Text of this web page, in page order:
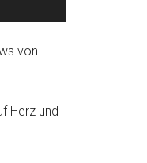
von
Herz und